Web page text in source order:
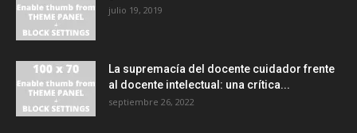
julio 19, 2019
La supremacía del docente cuidador frente
al docente intelectual: una crítica...
septiembre 26, 2022